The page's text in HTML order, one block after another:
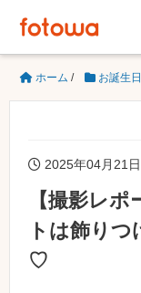
ホーム / お誕生日
2025年04月21
【撮影レ
トは飾り
♡